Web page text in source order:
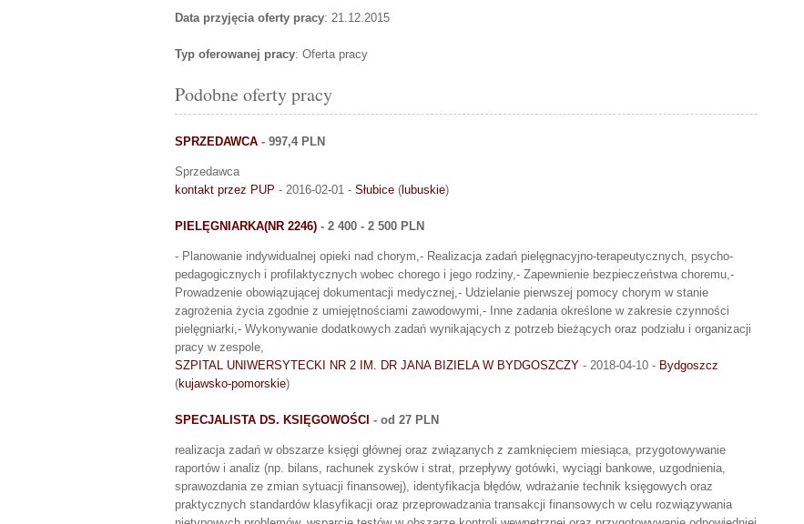
Data przyjęcia oferty pracy: 21.12.2015
Typ oferowanej pracy: Oferta pracy
Podobne oferty pracy
SPRZEDAWCA - 997,4 PLN
Sprzedawca
kontakt przez PUP - 2016-02-01 - Słubice (lubuskie)
PIELĘGNIARKA(NR 2246) - 2 400 - 2 500 PLN
- Planowanie indywidualnej opieki nad chorym,- Realizacja zadań pielęgnacyjno-terapeutycznych, psycho-
pedagogicznych i profilaktycznych wobec chorego i jego rodziny,- Zapewnienie bezpieczeństwa choremu,-
Prowadzenie obowiązującej dokumentacji medycznej,- Udzielanie pierwszej pomocy chorym w stanie
zagrożenia życia zgodnie z umiejętnościami zawodowymi,- Inne zadania określone w zakresie czynności
pielęgniarki,- Wykonywanie dodatkowych zadań wynikających z potrzeb bieżących oraz podziału i organizacji
pracy w zespole,
SZPITAL UNIWERSYTECKI NR 2 IM. DR JANA BIZIELA W BYDGOSZCZY - 2018-04-10 - Bydgoszcz
(kujawsko-pomorskie)
SPECJALISTA DS. KSIĘGOWOŚCI - od 27 PLN
realizacja zadań w obszarze księgi głównej oraz związanych z zamknięciem miesiąca, przygotowywanie
raportów i analiz (np. bilans, rachunek zysków i strat, przepływy gotówki, wyciągi bankowe, uzgodnienia,
sprawozdania ze zmian sytuacji finansowej), identyfikacja błędów, wdrażanie technik księgowych oraz
praktycznych standardów klasyfikacji oraz przeprowadzania transakcji finansowych w celu rozwiązywania